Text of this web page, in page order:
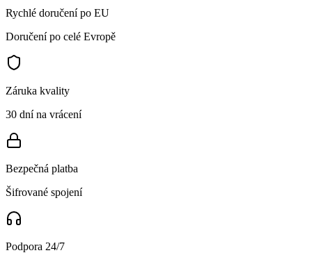
Rychlé doručení po EU
Doručení po celé Evropě
Záruka kvality
30 dní na vrácení
Bezpečná platba
Šifrované spojení
Podpora 24/7